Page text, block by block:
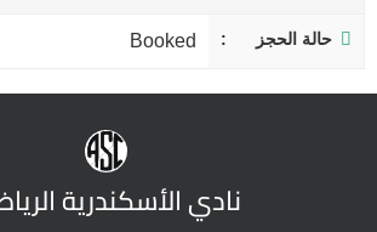
حالة الحجز Booked
نادي الأسكندرية